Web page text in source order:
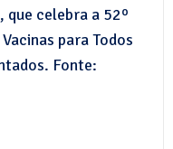
celebra a 52º
para Todos
Fonte: